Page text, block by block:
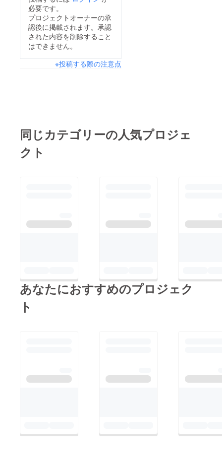
必要です。
プロジェクトオーナーの承
認後に掲載されます。承認
された内容を削除すること
はできません。
※投稿する際の注意点
同じカテゴリーの人気プロジェ
クト
あなたにおすすめのプロジェク
ト